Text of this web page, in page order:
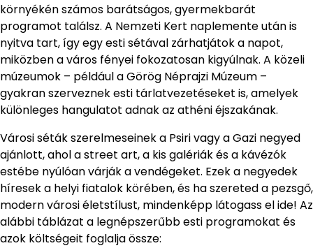
környékén számos barátságos, gyermekbarát
programot találsz. A Nemzeti Kert naplemente után is
nyitva tart, így egy esti sétával zárhatjátok a napot,
miközben a város fényei fokozatosan kigyúlnak. A közeli
múzeumok – például a Görög Néprajzi Múzeum –
gyakran szerveznek esti tárlatvezetéseket is, amelyek
különleges hangulatot adnak az athéni éjszakának.
Városi séták szerelmeseinek a Psiri vagy a Gazi negyed
ajánlott, ahol a street art, a kis galériák és a kávézók
estébe nyúlóan várják a vendégeket. Ezek a negyedek
híresek a helyi fiatalok körében, és ha szereted a pezsgő,
modern városi életstílust, mindenképp látogass el ide! Az
alábbi táblázat a legnépszerűbb esti programokat és
azok költségeit foglalja össze: